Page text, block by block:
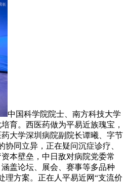
中国科学院院士、南方科技大学
育。西医药做为平易近族瑰宝，
大学深圳病院副院长谭曦、字节
同立异，正在疑问沉症诊疗、
本壁垒，中日敌对病院党委常
盖论坛、展会、赛事等多品种
方案。正在人平易近网“支流价